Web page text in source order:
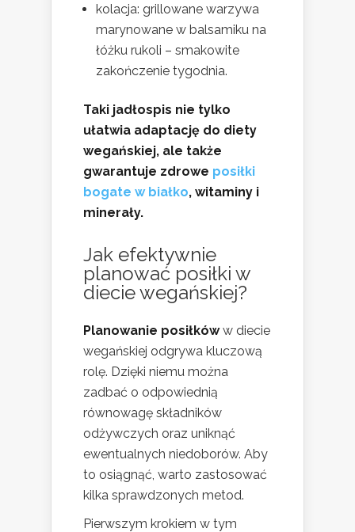
kolacja: grillowane warzywa
marynowane w balsamiku na
łóżku rukoli – smakowite
zakończenie tygodnia.
Taki jadłospis nie tylko
ułatwia adaptację do diety
wegańskiej, ale także
gwarantuje zdrowe posiłki
bogate w białko, witaminy i
minerały.
Jak efektywnie
planować posiłki w
diecie wegańskiej?
Planowanie posiłkóww diecie
wegańskiej odgrywa kluczową
rolę. Dzięki niemu można
zadbać o odpowiednią
równowagę składników
odżywczych oraz uniknąć
ewentualnych niedoborów. Aby
to osiągnąć, warto zastosować
kilka sprawdzonych metod.
Pierwszym krokiem w tym